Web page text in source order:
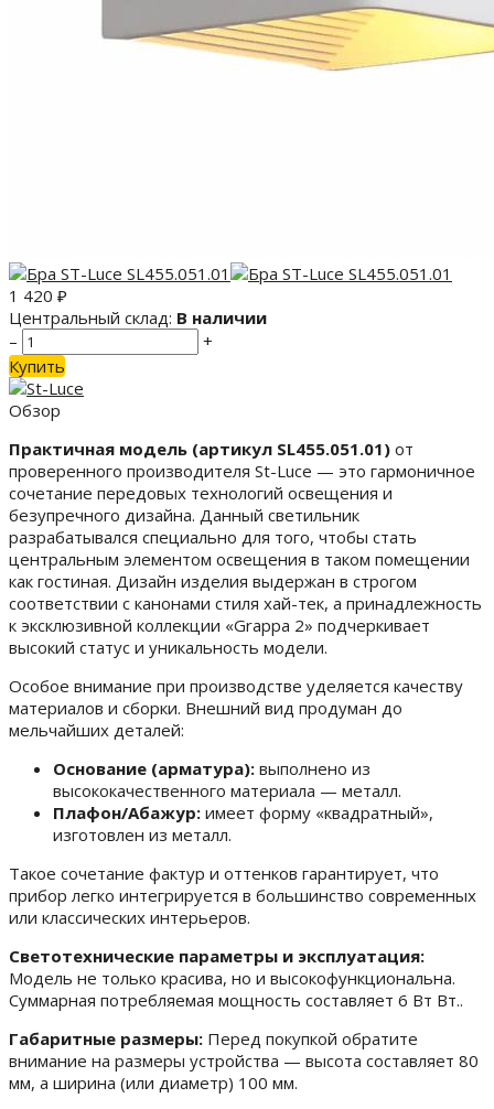
1 420 ₽
Центральный склад: В наличии
–
+
Купить
Обзор
Практичная модель (артикул SL455.051.01) от
проверенного производителя St-Luce — это гармоничное
сочетание передовых технологий освещения и
безупречного дизайна. Данный светильник
разрабатывался специально для того, чтобы стать
центральным элементом освещения в таком помещении
как гостиная. Дизайн изделия выдержан в строгом
соответствии с канонами стиля хай-тек, а принадлежность
к эксклюзивной коллекции «Grappa 2» подчеркивает
высокий статус и уникальность модели.
Особое внимание при производстве уделяется качеству
материалов и сборки. Внешний вид продуман до
мельчайших деталей:
Основание (арматура): выполнено из
высококачественного материала — металл.
Плафон/Абажур: имеет форму «квадратный»,
изготовлен из металл.
Такое сочетание фактур и оттенков гарантирует, что
прибор легко интегрируется в большинство современных
или классических интерьеров.
Светотехнические параметры и эксплуатация:
Модель не только красива, но и высокофункциональна.
Суммарная потребляемая мощность составляет 6 Вт Вт..
Габаритные размеры: Перед покупкой обратите
внимание на размеры устройства — высота составляет 80
мм, а ширина (или диаметр) 100 мм.